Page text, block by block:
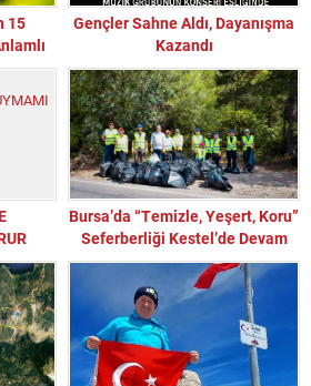
15
Gençler Sahne Aldı, Dayanışma
Kazandı
Bursa’da “Temizle, Yeşert, Koru”
Seferberliği Kestel’de Devam
Etti